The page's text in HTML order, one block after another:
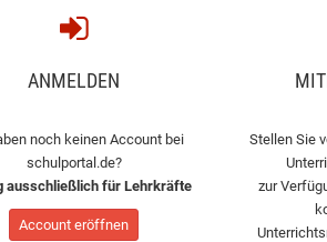
ANMELDEN
noch keinen Account bei
schulportal.de?
ausschließlich für Lehrkräfte
Account eröffnen
Stellen Sie
zur